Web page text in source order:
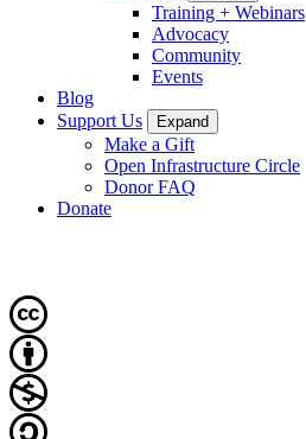
Training + Webinars
Advocacy
Community
Events
Blog
Support Us
Expand
Make a Gift
Open Infrastructure Circle
Donor FAQ
Donate